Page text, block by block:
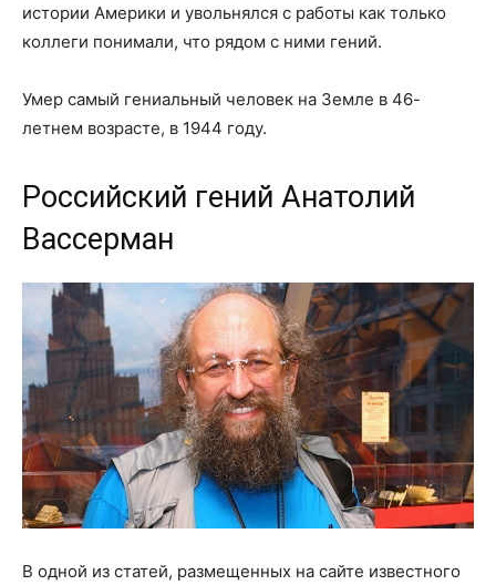
истории Америки и увольнялся с работы как только
коллеги понимали, что рядом с ними гений.
Умер самый гениальный человек на Земле в 46-
летнем возрасте, в 1944 году.
Российский гений Анатолий
Вассерман
В одной из статей, размещенных на сайте известного